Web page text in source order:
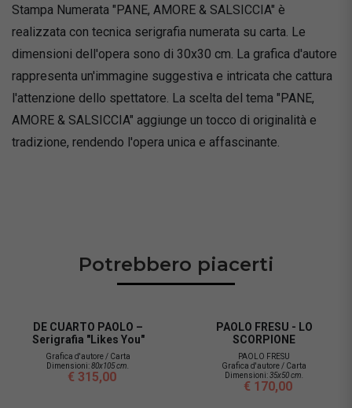
Stampa Numerata "PANE, AMORE & SALSICCIA" è
realizzata con tecnica serigrafia numerata su carta. Le
dimensioni dell'opera sono di 30x30 cm. La grafica d'autore
rappresenta un'immagine suggestiva e intricata che cattura
l'attenzione dello spettatore. La scelta del tema "PANE,
AMORE & SALSICCIA" aggiunge un tocco di originalità e
tradizione, rendendo l'opera unica e affascinante.
Potrebbero piacerti
DE CUARTO PAOLO –
Serigrafia "Likes You"
Grafica d'autore / Carta
Dimensioni:80x105 cm.
€ 315,00
PAOLO FRESU - LO
SCORPIONE
PAOLO FRESU
Grafica d'autore / Carta
Dimensioni:35x50 cm.
€ 170,00